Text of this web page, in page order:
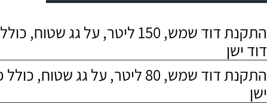
התקנת דוד שמש, 150 ליטר, על גג
דוד ישן
התקנת דוד שמש, 80 ליטר, על גג שטוח,
ישן